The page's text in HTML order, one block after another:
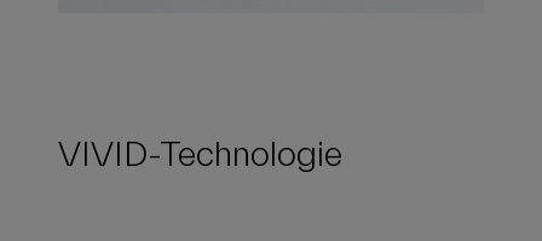
VIVID-Technologie